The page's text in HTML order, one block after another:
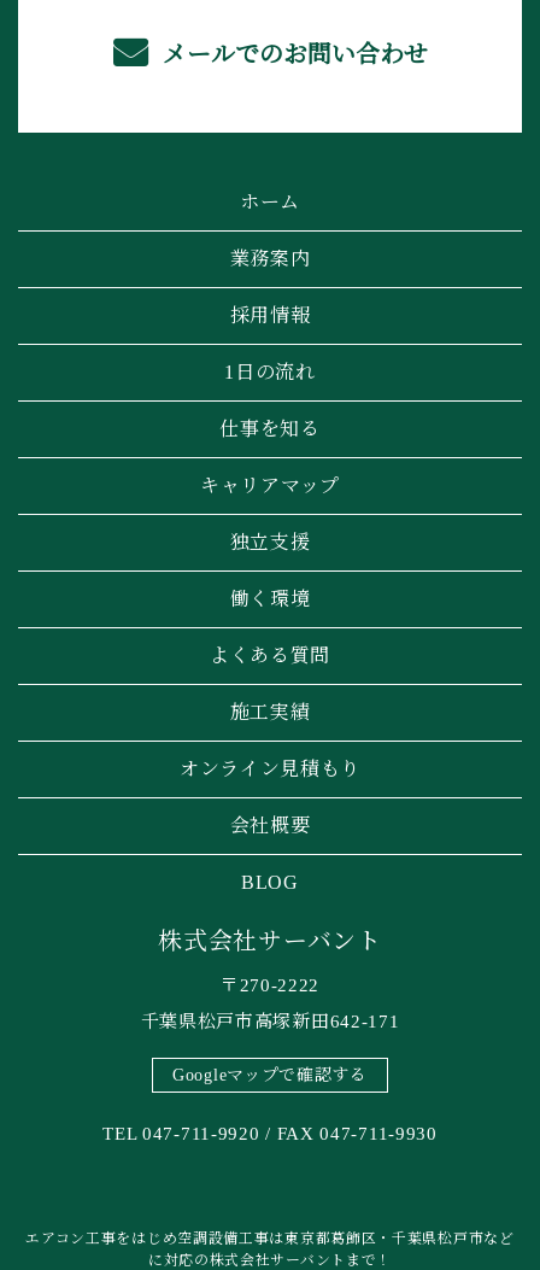
メールでのお問い合わせ
ホーム
業務案内
採用情報
1日の流れ
仕事を知る
キャリアマップ
独立支援
働く環境
よくある質問
施工実績
オンライン見積もり
会社概要
BLOG
株式会社サーバント
〒270-2222
千葉県松戸市高塚新田642-171
Googleマップで確認する
TEL 047-711-9920 / FAX 047-711-9930
エアコン工事をはじめ空調設備工事は東京都葛飾区・千葉県松戸市など
に対応の株式会社サーバントまで！